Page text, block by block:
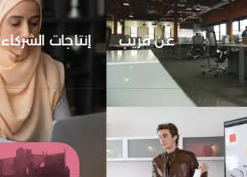
عن قريب إنتاجات الشركاء